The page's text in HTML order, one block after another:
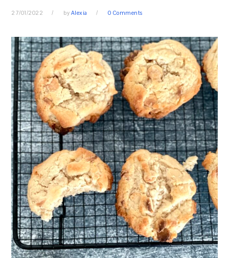
27/01/2022 by Alexia 0 Comments